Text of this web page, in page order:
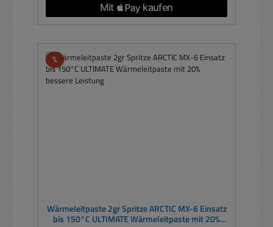
%Rabatt
Wärmeleitpaste 2gr Spritze ARCTIC MX-6 Einsatz
bis 150°C ULTIMATE Wärmeleitpaste mit 20%